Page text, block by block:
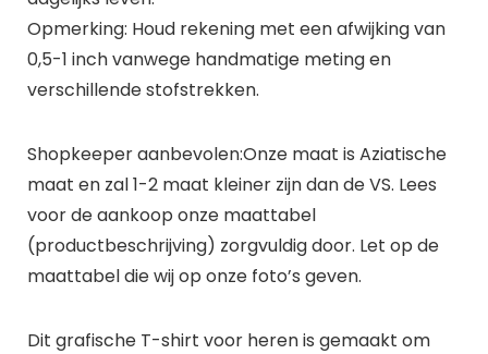
Opmerking: Houd rekening met een afwijking van
0,5-1 inch vanwege handmatige meting en
verschillende stofstrekken.
Shopkeeper aanbevolen:Onze maat is Aziatische
maat en zal 1-2 maat kleiner zijn dan de VS. Lees
voor de aankoop onze maattabel
(productbeschrijving) zorgvuldig door. Let op de
maattabel die wij op onze foto’s geven.
Dit grafische T-shirt voor heren is gemaakt om